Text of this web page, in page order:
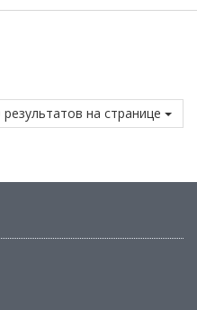
результатов на странице